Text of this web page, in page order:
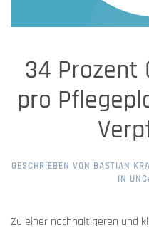
34 Prozent
pro
GESCHRIEBEN VON BASTIAN
IN
Zu einer nachhaltigeren und